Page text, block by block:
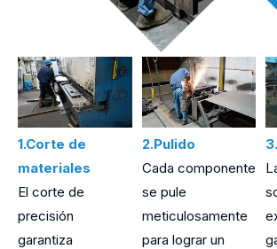
1.Corte de
materiales
El corte de
precisión
garantiza
2.Pulido
Cada componente
se pule
meticulosamente
para lograr un